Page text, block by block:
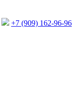
+7 (909) 162-96-96